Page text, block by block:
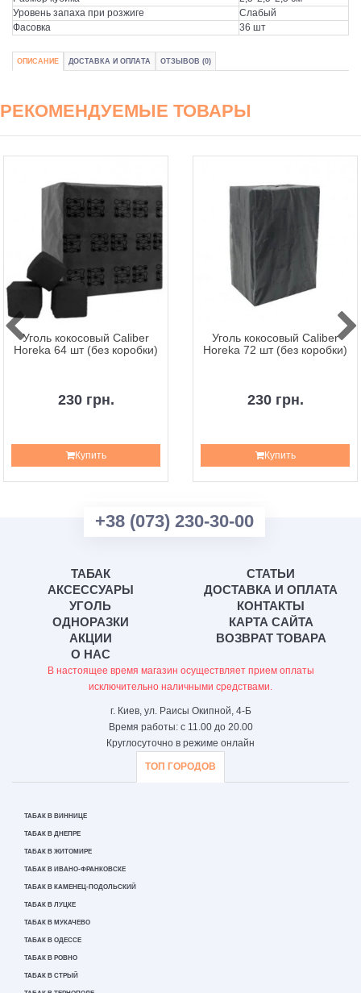
Уровень запаха при розжиге
Слабый
Фасовка
36 шт
ОПИСАНИЕ ДОСТАВКА И ОПЛАТА ОТЗЫВОВ (0)
РЕКОМЕНДУЕМЫЕ ТОВАРЫ
Уголь кокосовый Caliber
Horeka 64 шт (без коробки)
230 грн.
Купить
Уголь кокосовый Caliber
Horeka 72 шт (без коробки)
230 грн.
Купить
+38 (073) 230-30-00
ТАБАК
АКСЕССУАРЫ
УГОЛЬ
ОДНОРАЗКИ
АКЦИИ
О НАС
СТАТЬИ
ДОСТАВКА И ОПЛАТА
КОНТАКТЫ
КАРТА САЙТА
ВОЗВРАТ ТОВАРА
В настоящее время магазин осуществляет прием оплаты
исключительно наличными средствами.
г. Киев, ул. Раисы Окипной, 4-Б
Время работы: с 11.00 до 20.00
Круглосуточно в режиме онлайн
ТОП ГОРОДОВ
ТАБАК В ВИННИЦЕ
ТАБАК В ДНЕПРЕ
ТАБАК В ЖИТОМИРЕ
ТАБАК В ИВАНО-ФРАНКОВСКЕ
ТАБАК В КАМЕНЕЦ-ПОДОЛЬСКИЙ
ТАБАК В ЛУЦКЕ
ТАБАК В МУКАЧЕВО
ТАБАК В ОДЕССЕ
ТАБАК В РОВНО
ТАБАК В СТРЫЙ